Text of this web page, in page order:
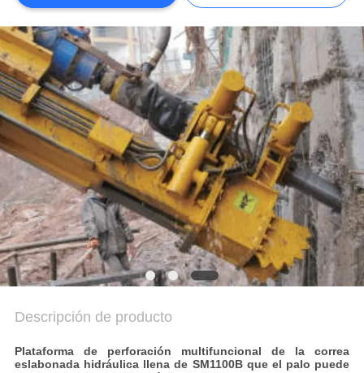
EN
CONTACTO
CON
CHATEA
AHORA
COMPANY
NEWS
MAPA
SITIO
Descripción de producto
Plataforma de perforación multifuncional de la correa
eslabonada hidráulica llena de SM1100B que el palo puede